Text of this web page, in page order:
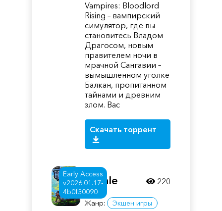
Vampires: Bloodlord
Rising – вампирский
симулятор, где вы
становитесь Владом
Драгосом, новым
правителем ночи в
мрачной Сангавии –
вымышленном уголке
Балкан, пропитанном
тайнами и древним
злом. Вас
Скачать торрент
Early Access
v2026.01.17-
4b0f30090
Hytale
Жанр:
Экшен игры
220